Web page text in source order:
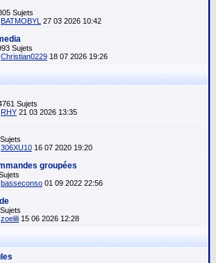
Sujets
BATMOBYL 27 03 2026 10:42
Sujets
Christian0229 18 07 2026 19:26
Sujets
RHY 21 03 2026 13:35
306XU10 16 07 2020 19:20
groupées
basseconso 01 09 2022 22:56
zoelili 15 06 2026 12:28